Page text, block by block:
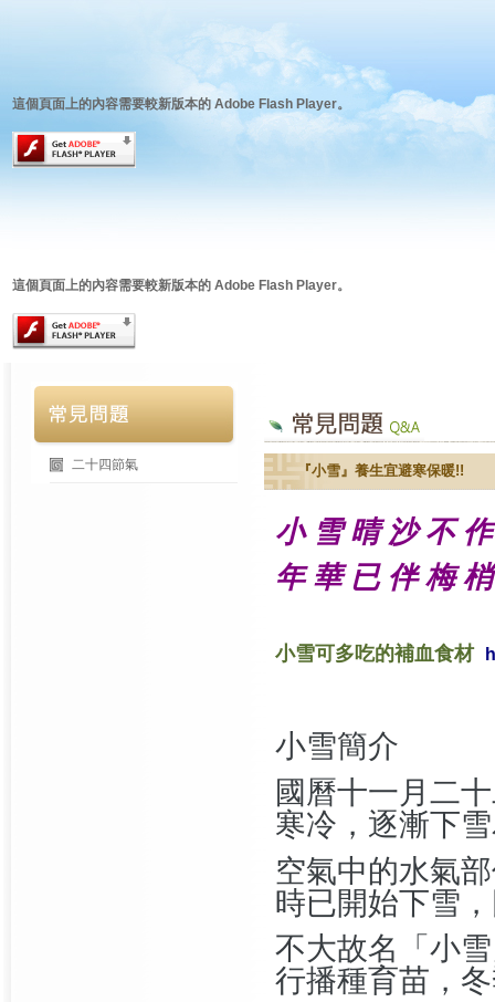
這個頁面上的內容需要較新版本的 Adobe Flash Player。
這個頁面上的內容需要較新版本的 Adobe Flash Player。
二十四節氣 『小雪』養生宜避寒保暖!!
小 雪 晴 沙 不
年 華 已 伴 梅
小雪可多吃的補血食材
小雪簡介
國曆十一月二
寒冷，逐漸下
空氣中的水氣
時已開始下雪
不大故名「小
行播種育苗，